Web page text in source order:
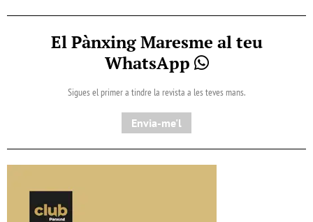
El Pànxing Maresme al teu
WhatsApp
Sigues el primer a tindre la revista a les teves mans.
Envia-me'l